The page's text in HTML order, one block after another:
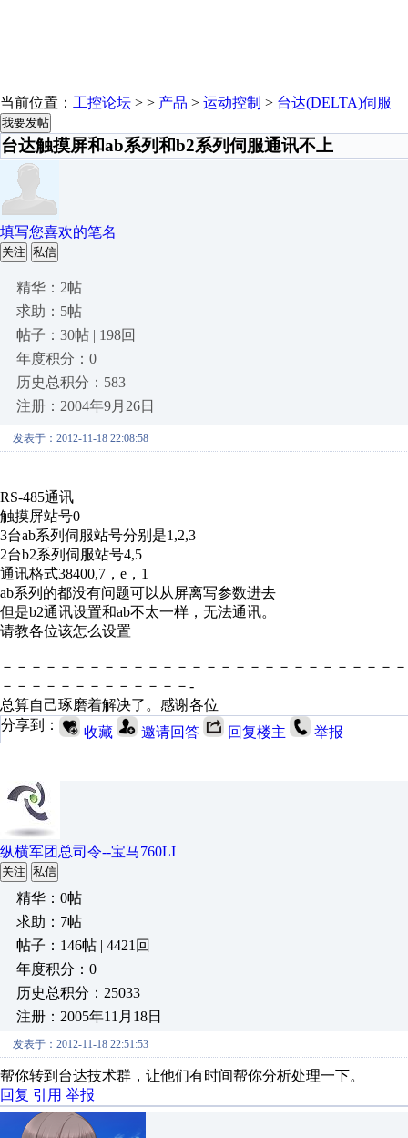
当前位置： 工控论坛 > > 产品 > 运动控制 > 台达(DELTA)伺服
我要发帖
台达触摸屏和ab系列和b2系列伺服通讯不上
填写您喜欢的笔名
关注 私信
精华：2帖
求助：5帖
帖子：30帖 | 198回
年度积分：0
历史总积分：583
注册：2004年9月26日
发表于：2012-11-18 22:08:58
RS-485通讯
触摸屏站号0
3台ab系列伺服站号分别是1,2,3
2台b2系列伺服站号4,5
通讯格式38400,7，e，1
ab系列的都没有问题可以从屏离写参数进去
但是b2通讯设置和ab不太一样，无法通讯。
请教各位该怎么设置
－－－－－－－－－－－－－－－－－－－－－－－－－－－
－－－－－－－－－－－－－-
总算自己琢磨着解决了。感谢各位
分享到：
收藏 邀请回答 回复楼主 举报
纵横军团总司令--宝马760LI
关注 私信
精华：0帖
求助：7帖
帖子：146帖 | 4421回
年度积分：0
历史总积分：25033
注册：2005年11月18日
发表于：2012-11-18 22:51:53
帮你转到台达技术群，让他们有时间帮你分析处理一下。
回复 引用 举报